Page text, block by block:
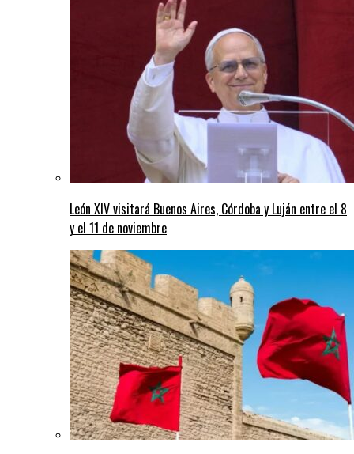
León XIV visitará Buenos Aires, Córdoba y Luján entre el 8
y el 11 de noviembre